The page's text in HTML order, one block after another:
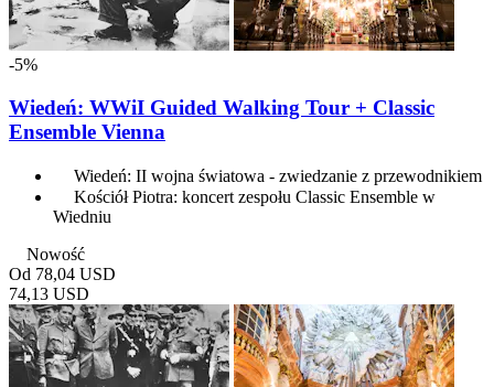
-5%
Wiedeń: WWiI Guided Walking Tour + Classic
Ensemble Vienna
Wiedeń: II wojna światowa - zwiedzanie z przewodnikiem
Kościół Piotra: koncert zespołu Classic Ensemble w
Wiedniu
Nowość
Od 78,04 USD
74,13 USD